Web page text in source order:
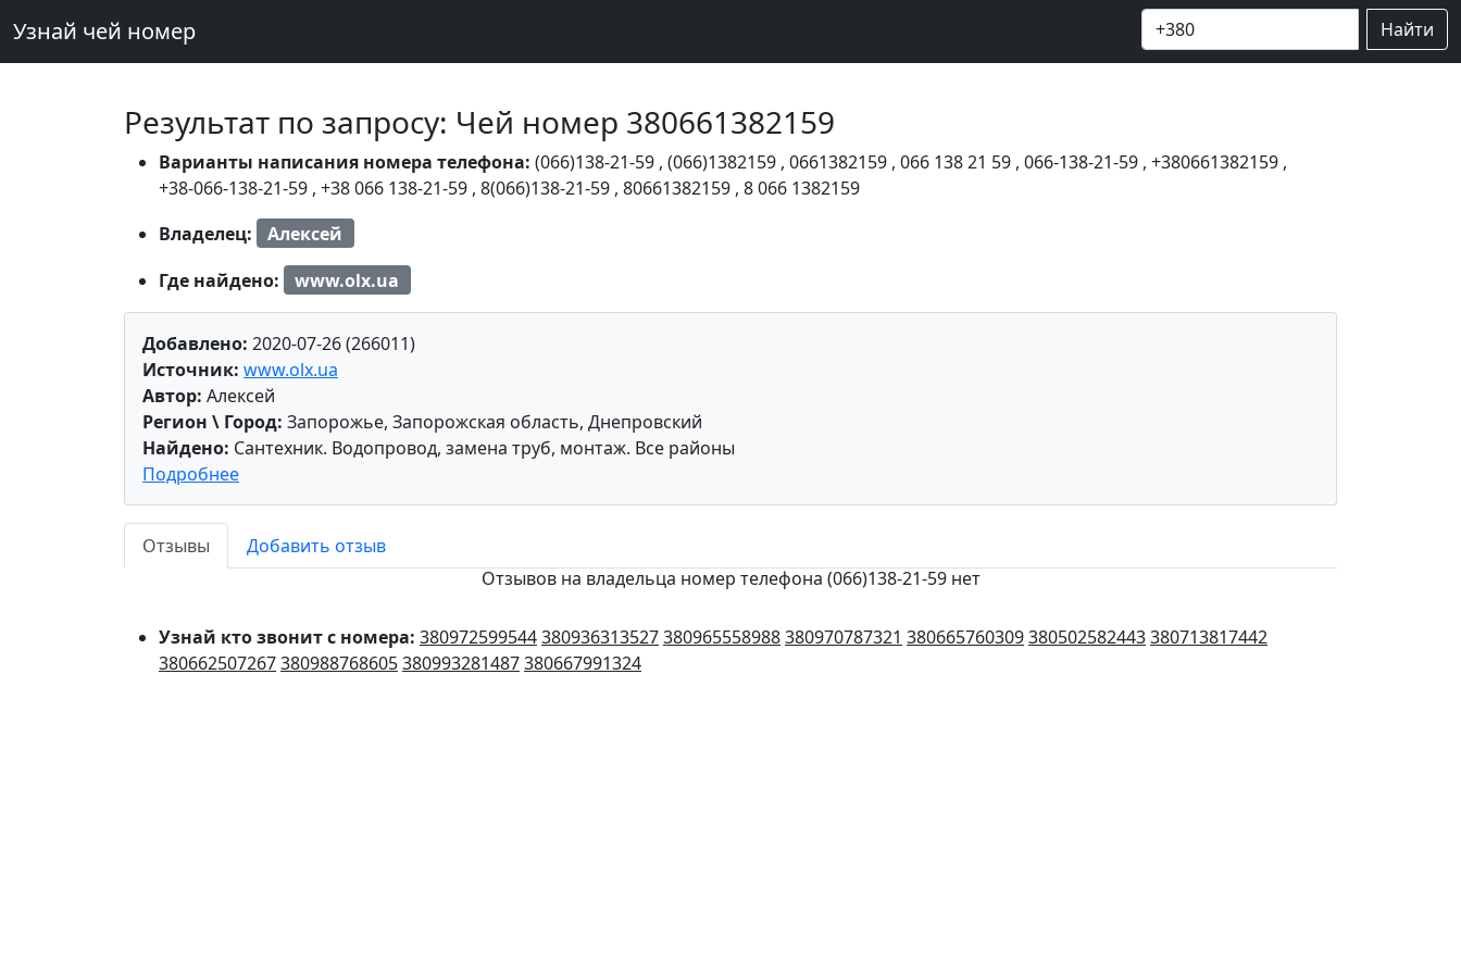
Узнай чей номер Найти
Результат по запросу: Чей номер 380661382159
Варианты написания номера телефона: (066)138-21-59 , (066)1382159 , 0661382159 , 066 138 21 59 , 066-138-21-59 , +380661382159 ,
+38-066-138-21-59 , +38 066 138-21-59 , 8(066)138-21-59 , 80661382159 , 8 066 1382159
Владелец:
Алексей
Где найдено:
www.olx.ua
Добавлено: 2020-07-26 (266011)
Источник: www.olx.ua
Автор: Алексей
Регион \ Город: Запорожье, Запорожская область, Днепровский
Найдено: Сантехник. Водопровод, замена труб, монтаж. Все районы
Подробнее
Отзывы
Добавить отзыв
Отзывов на владельца номер телефона (066)138-21-59 нет
Узнай кто звонит с номера: 380972599544380936313527380965558988380970787321 380665760309380502582443380713817442
380662507267380988768605380993281487380667991324